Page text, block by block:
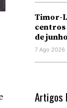
Timor-
centros
de junho
7 Ago 2026
Artigos